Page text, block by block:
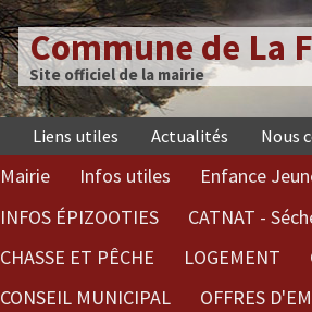
Commune de La
Site officiel de la mairie
Liens utiles Actualités Nous
Mairie Infos utiles Enfance
INFOS ÉPIZOOTIES
CATNAT -
CHASSE ET PÊCHE
LOGEMENT
CONSEIL MUNICIPAL
OFFRES